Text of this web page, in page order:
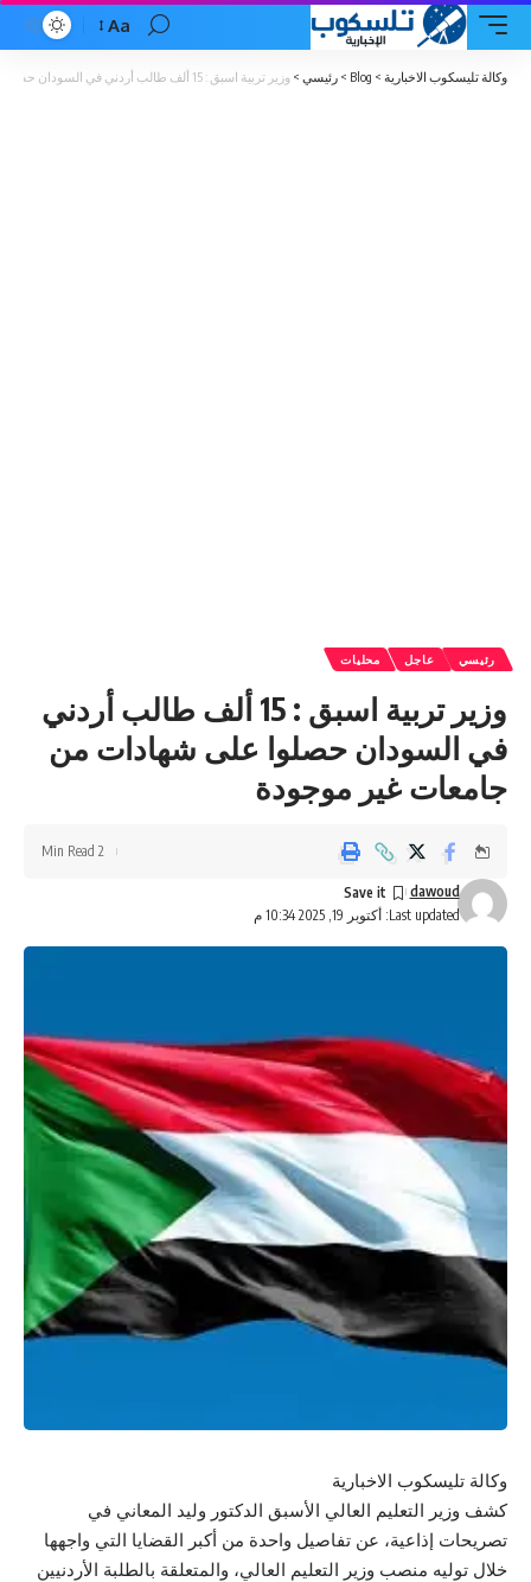
Font
Resizer
Aa
وكالة تليسكوب الاخبارية >
Blog
> رئيسي > وزير تربية اسبق : 15 ألف طالب أردني في السودان حصلوا على شهادات من جامعات غير موجودة
رئيسي عاجل محليات
وزير تربية اسبق : 15 ألف طالب أردني
في السودان حصلوا على شهادات من
جامعات غير موجودة
Last updated: أكتوبر 19, 2025 10:34 م
dawoud
2 Min Read
وكالة تليسكوب الاخبارية
كشف وزير التعليم العالي الأسبق الدكتور وليد المعاني في
تصريحات إذاعية، عن تفاصيل واحدة من أكبر القضايا التي واجهها
خلال توليه منصب وزير التعليم العالي، والمتعلقة بالطلبة الأردنيين